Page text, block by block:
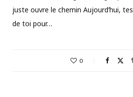
juste ouvre le chemin Aujourd’hui,
de toi pour…
0